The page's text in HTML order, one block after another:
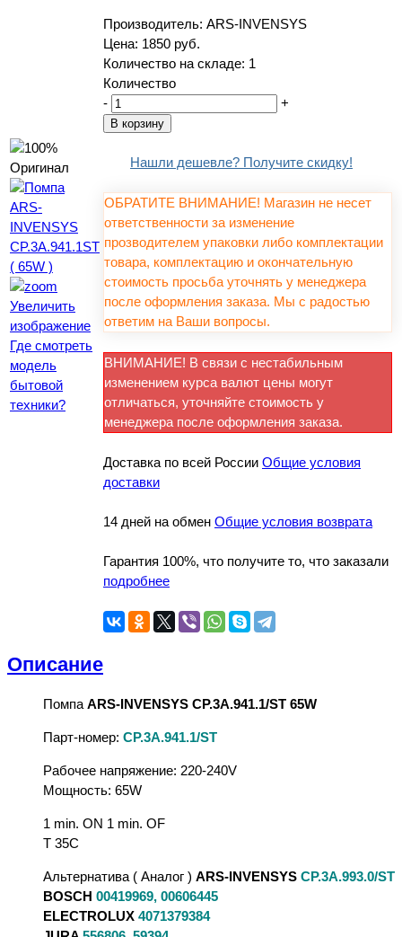
Увеличить
изображение
Где смотреть
модель
бытовой
техники?
Производитель: ARS-INVENSYS
Цена: 1850 руб.
Количество на складе: 1
Количество
-
+
Нашли дешевле? Получите скидку!
ОБРАТИТЕ ВНИМАНИЕ! Магазин не несет
ответственности за изменение
прозводителем упаковки либо комплектации
товара, комплектацию и окончательную
стоимость просьба уточнять у менеджера
после оформления заказа. Мы с радостью
ответим на Ваши вопросы.
ВНИМАНИЕ! В связи с нестабильным
изменением курса валют цены могут
отличаться, уточняйте стоимость у
менеджера после оформления заказа.
Доставка по всей России Общие условия
доставки
14 дней на обмен Общие условия возврата
Гарантия 100%, что получите то, что заказали
подробнее
Описание
Помпа ARS-INVENSYS CP.3A.941.1/ST 65W
Парт-номер: CP.3A.941.1/ST
Рабочее напряжение: 220-240V
Мощность: 65W
1 min. ON 1 min. OF
T 35C
Альтернатива ( Аналог ) ARS-INVENSYS CP.3A.993.0/ST
BOSCH 00419969, 00606445
ELECTROLUX 4071379384